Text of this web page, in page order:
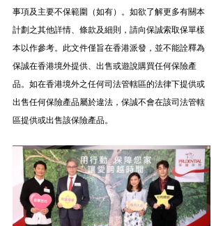
事項及主要不保範圍（如有）。如欲了解更多有關本
計劃之其他詳情、條款及細則，請向保誠索取保單樣
本以作參考。此文件僅旨在香港派發，並不能詮釋為
保誠在香港境外提供、出售或遊說購買任何保險產
品。如在香港境外之任何司法管轄區的法律下提供或
出售任何保險產品屬於違法，保誠不會在該司法管轄
區提供或出售該保險產品。